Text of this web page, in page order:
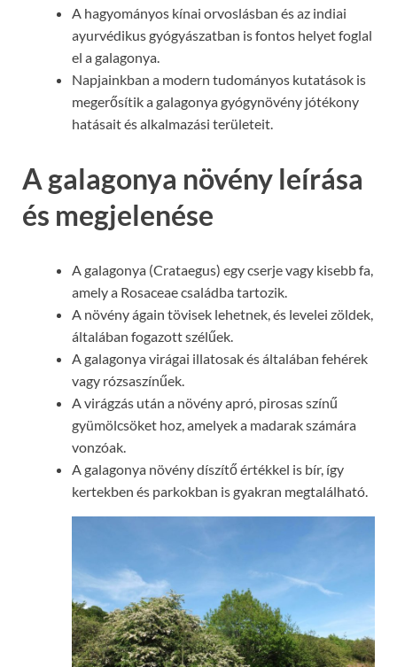
A hagyományos kínai orvoslásban és az indiai
ayurvédikus gyógyászatban is fontos helyet foglal
el a galagonya.
Napjainkban a modern tudományos kutatások is
megerősítik a galagonya gyógynövény jótékony
hatásait és alkalmazási területeit.
A galagonya növény leírása
és megjelenése
A galagonya (Crataegus) egy cserje vagy kisebb fa,
amely a Rosaceae családba tartozik.
A növény ágain tövisek lehetnek, és levelei zöldek,
általában fogazott szélűek.
A galagonya virágai illatosak és általában fehérek
vagy rózsaszínűek.
A virágzás után a növény apró, pirosas színű
gyümölcsöket hoz, amelyek a madarak számára
vonzóak.
A galagonya növény díszítő értékkel is bír, így
kertekben és parkokban is gyakran megtalálható.